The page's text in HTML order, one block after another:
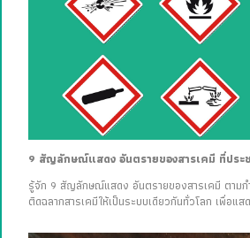
9 สัญลักษณ์แสดง อันตรายของสารเคมี ที่ประ
รู้จัก 9 สัญลักษณ์แสดง อันตรายของสารเคมี ตามก
ติดฉลากสารเคมีให้เป็นระบบเดียวกันทั่วโลก เพื่อแ